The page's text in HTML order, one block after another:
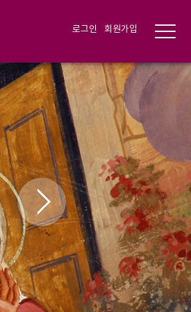
로그인 회원가입